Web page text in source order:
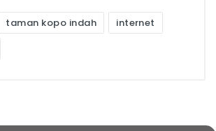
taman kopo indah
internet